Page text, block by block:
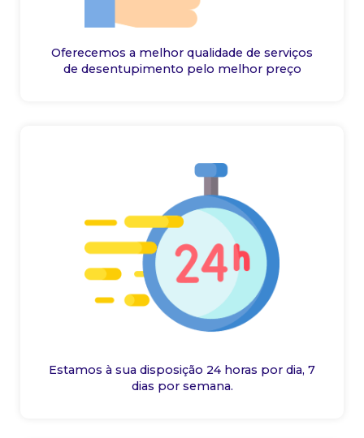
Oferecemos a melhor qualidade de serviços
de desentupimento pelo melhor preço
Estamos à sua disposição 24 horas por dia, 7
dias por semana.